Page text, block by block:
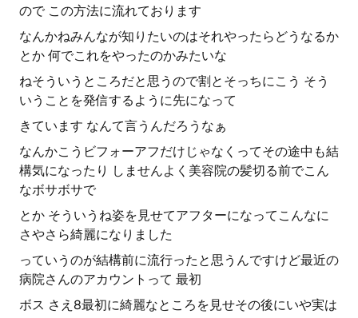
ので この方法に流れております
なんかねみんなが知りたいのはそれやったらどうなるか
とか 何でこれをやったのかみたいな
ねそういうところだと思うので割とそっちにこう そう
いうことを発信するように先になって
きています なんて言うんだろうなぁ
なんかこうビフォーアフだけじゃなくってその途中も結
構気になったり しませんよく美容院の髪切る前でこん
なボサボサで
とか そういうね姿を見せてアフターになってこんなに
さやさら綺麗になりました
っていうのが結構前に流行ったと思うんですけど最近の
病院さんのアカウントって 最初
ボス さえ8最初に綺麗なところを見せその後にいや実は